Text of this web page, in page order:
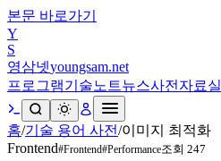
본문 바로가기
Y
S
영삼넷youngsam.net
프로그램기술노트뉴스사전 자료실
홈/기술 용어 사전/이미지 최적화
Frontend#Frontend#Performance조회 247